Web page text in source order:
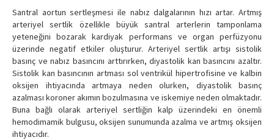
Santral aortun sertleşmesi ile nabız dalgalarının hızı artar. Artmış
arteriyel sertlik özellikle büyük santral arterlerin tamponlama
yeteneğini bozarak kardiyak performans ve organ perfüzyonu
üzerinde negatif etkiler oluşturur. Arteriyel sertlik artışı sistolik
basınç ve nabız basıncını arttırırken, diyastolik kan basıncını azaltır.
Sistolik kan basıncının artması sol ventrikül hipertrofisine ve kalbin
oksijen ihtiyacında artmaya neden olurken, diyastolik basınç
azalması koroner akımın bozulmasına ve iskemiye neden olmaktadır.
Buna bağlı olarak arteriyel sertliğin kalp üzerindeki en önemli
hemodimamik bulgusu, oksijen sunumunda azalma ve artmış oksijen
ihtiyacıdır.